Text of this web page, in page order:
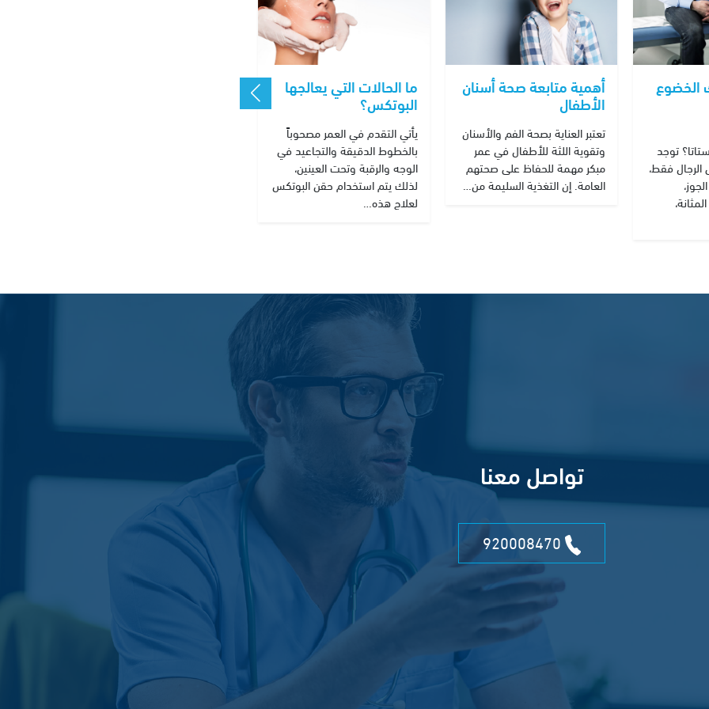
الخضوع
توجد
فقط،
أهمية متابعة صحة أسنان
الأطفال
تعتبر العناية بصحة الفم والأسنان
وتقوية اللثة للأطفال في عمر
مبكر مهمة للحفاظ على صحتهم
العامة. إن التغذية السليمة من…
ما الحالات التي يعالجها
البوتكس؟
يأتي التقدم في العمر مصحوباً
بالخطوط الدقيقة والتجاعيد في
الوجه والرقبة وتحت العينين،
لذلك يتم استخدام حقن البوتكس
لعلاج هذه…
تواصل معنا